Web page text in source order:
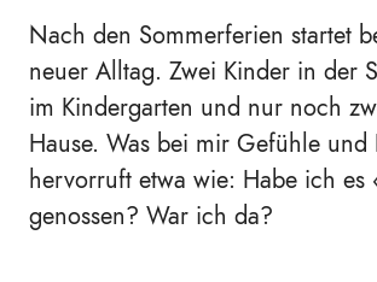
Nach den Sommerferien startet
neuer Alltag. Zwei Kinder in der
im Kindergarten und nur noch
Hause. Was bei mir Gefühle und
hervorruft etwa wie: Habe ich es
genossen? War ich da?